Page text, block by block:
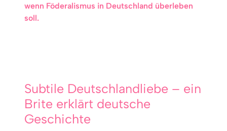
wenn Föderalismus in Deutschland überleben
soll.
Subtile Deutschlandliebe – ein
Brite erklärt deutsche
Geschichte